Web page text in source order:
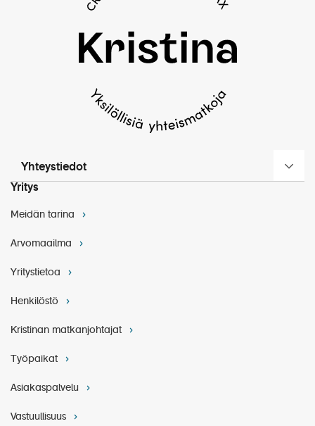
Yhteystiedot
Yritys
Meidän tarina
Arvomaailma
Yritystietoa
Henkilöstö
Kristinan matkanjohtajat
Työpaikat
Asiakaspalvelu
Vastuullisuus